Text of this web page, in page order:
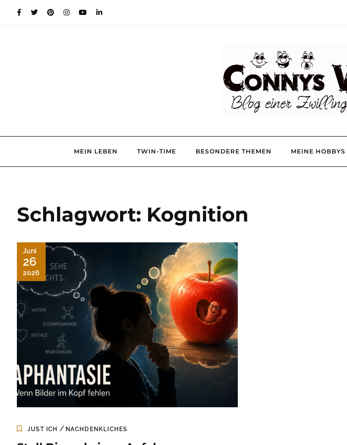
MEIN LEBEN TWIN-TIME BESONDERE THEMEN MEINE HOBBYS
Schlagwort: Kognition
Juni
26
2026
JUST ICH / NACHDENKLICHES